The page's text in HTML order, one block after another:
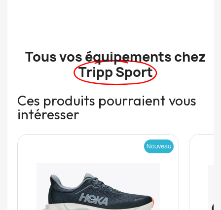
Tous vos équipements chez
Tripp Sport
Ces produits pourraient vous
intéresser
Nouveau